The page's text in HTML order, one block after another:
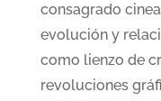
consagrado
evolución y
como lienzo de
revoluciones